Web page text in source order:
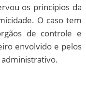
os princípios da
O caso tem
de controle e
envolvido e pelos